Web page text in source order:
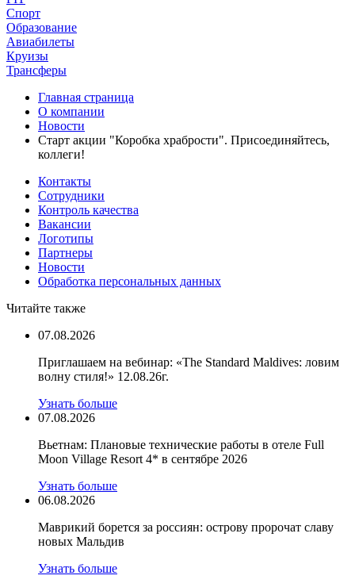
Спорт
Образование
Авиабилеты
Круизы
Трансферы
Главная страница
О компании
Новости
Старт акции "Коробка храбрости". Присоединяйтесь,
коллеги!
Контакты
Сотрудники
Контроль качества
Вакансии
Логотипы
Партнеры
Новости
Обработка персональных данных
Читайте также
07.08.2026
Приглашаем на вебинар: «The Standard Maldives: ловим
волну стиля!» 12.08.26г.
Узнать больше
07.08.2026
Вьетнам: Плановые технические работы в отеле Full
Moon Village Resort 4* в сентябре 2026
Узнать больше
06.08.2026
Маврикий борется за россиян: острову пророчат славу
новых Мальдив
Узнать больше